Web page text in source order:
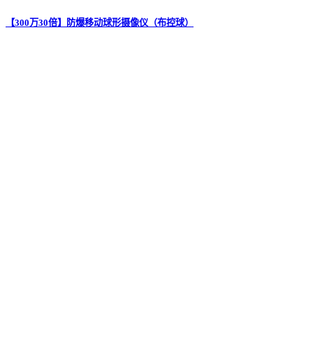
【300万30倍】防爆移动球形摄像仪（布控球）